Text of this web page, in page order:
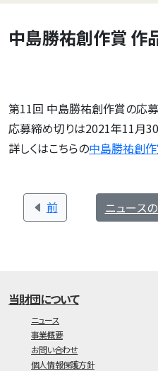
中島勝祐創作賞 作
第11回 中島勝祐創作賞の応募
応募締め切りは2021年11月30
詳しくはこちらの中島勝祐創
前 ニュース
当財団について
ニュース
事業概要
お問い合わせ
個人情報保護方針